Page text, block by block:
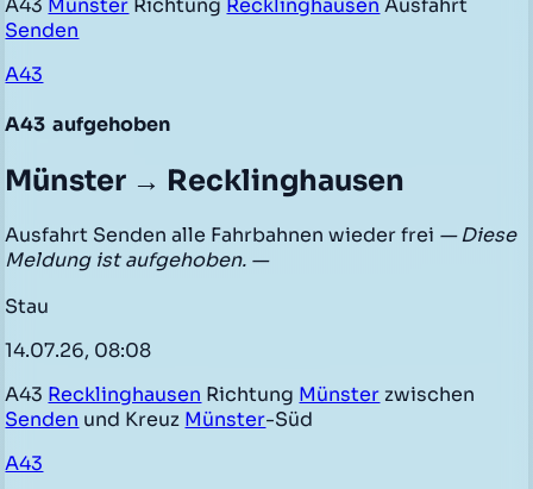
A43 Münster Richtung Recklinghausen Ausfahrt
Senden
A43
A43 aufgehoben
Münster → Recklinghausen
Ausfahrt Senden alle Fahrbahnen wieder frei — Diese
Meldung ist aufgehoben. —
Stau
14.07.26, 08:08
A43 Recklinghausen Richtung Münster zwischen
Senden und Kreuz Münster-Süd
A43